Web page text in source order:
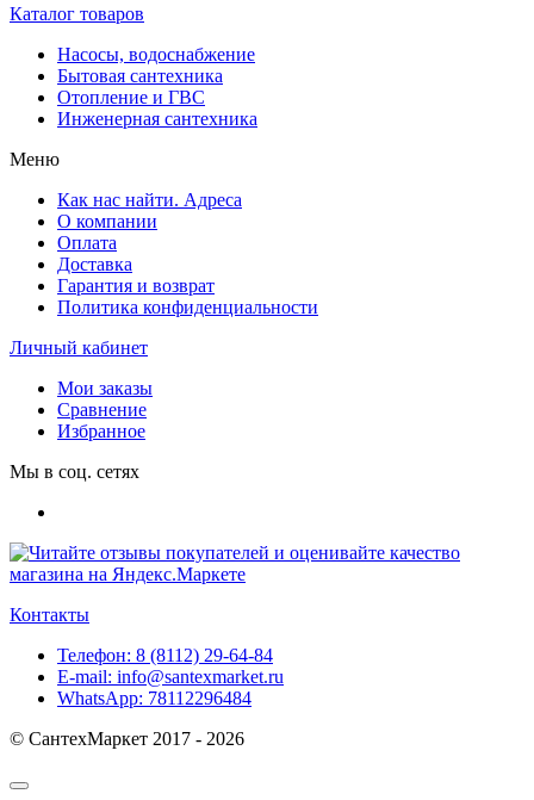
Каталог товаров
Насосы, водоснабжение
Бытовая сантехника
Отопление и ГВС
Инженерная сантехника
Меню
Как нас найти. Адреса
О компании
Оплата
Доставка
Гарантия и возврат
Политика конфиденциальности
Личный кабинет
Мои заказы
Сравнение
Избранное
Мы в соц. сетях
Контакты
Телефон: 8 (8112) 29-64-84
E-mail: info@santexmarket.ru
WhatsApp: 78112296484
© СантехМаркет 2017 - 2026